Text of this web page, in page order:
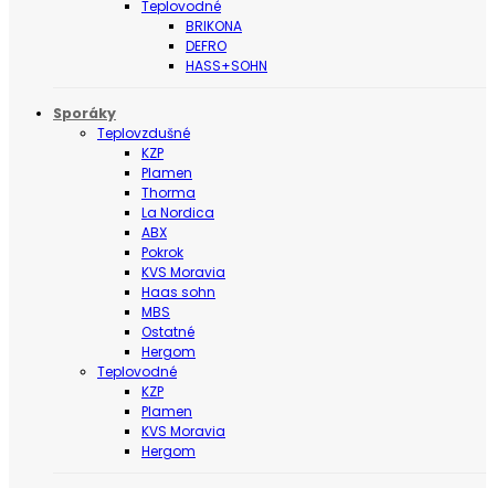
Teplovodné
BRIKONA
DEFRO
HASS+SOHN
Sporáky
Teplovzdušné
KZP
Plamen
Thorma
La Nordica
ABX
Pokrok
KVS Moravia
Haas sohn
MBS
Ostatné
Hergom
Teplovodné
KZP
Plamen
KVS Moravia
Hergom